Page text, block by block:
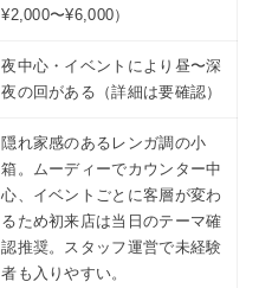
¥2,000〜¥6,000）
夜中心・イベントにより昼〜深
夜の回がある（詳細は要確認）
隠れ家感のあるレンガ調の小
箱。ムーディーでカウンター中
心、イベントごとに客層が変わ
るため初来店は当日のテーマ確
認推奨。スタッフ運営で未経験
者も入りやすい。